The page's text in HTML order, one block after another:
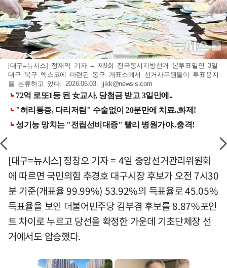
[대구=뉴시스] 정재익 기자 = 제9회 전국동시지방선거 본투표일인 3일
대구 북구 엑스코에 마련된 동구 개표소에서 선거사무원들이 투표용지
를 분류하고 있다. 2026.06.03. jjikk@newsis.com
[대구=뉴시스] 정창오 기자 = 4일 중앙선거관리위원회
에 따르면 국민의힘 추경호 대구시장 후보가 오전 7시30
분 기준(개표율 99.99%) 53.92%의 득표율로 45.05%
득표율을 보인 더불어민주당 김부겸 후보를 8.87%포인
트 차이로 누르고 당선을 확정한 가운데 기초단체장 선
거에서도 압승했다.